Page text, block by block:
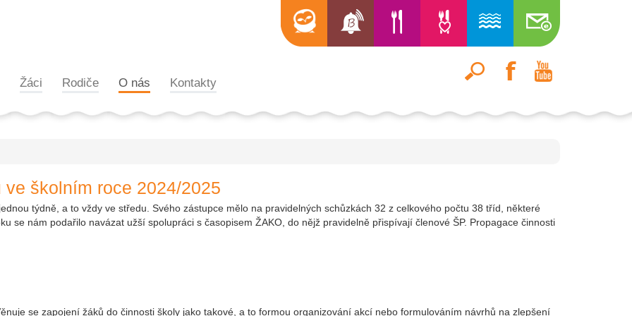
Žáci Rodiče O nás Kontakty
školním roce 2024/2025
týdně, a to vždy ve středu. Svého zástupce mělo na pravidelných schůzkách 32 z celkového počtu 38 tříd, některé
se nám podařilo navázat užší spolupráci s časopisem ŽAKO, do nějž pravidelně přispívají členové ŠP. Propagace činnosti
se zapojení žáků do činnosti školy jako takové, a to formou organizování akcí nebo formulováním návrhů na zlepšení